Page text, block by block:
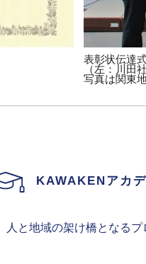
表彰状伝達
（左：川田
写真は関東
KAWAKENアカ
と地域の架け橋となる